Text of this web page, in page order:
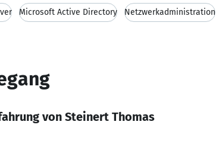
Microsoft Active Directory Netzwerkadministration
von Steinert Thomas